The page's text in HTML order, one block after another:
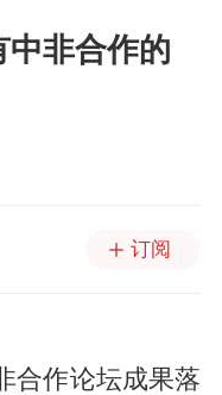
中非合作的
订阅
合作论坛成果落